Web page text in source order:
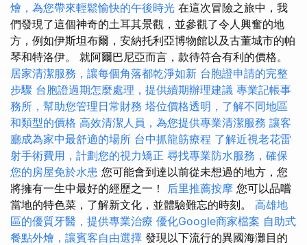
燴，為您帶來輕鬆愉快的午後時光 在這次冒險之旅中，我
們發現了這個神奇的土耳其景觀，並參觀了令人興奮的地
方，例如伊斯坦布爾，安納托利亞博物館以及古董城市的帕
琴和特洛伊。 就阿爾巴尼亞而言，款待符合有利的價格。
居家清潔服務，讓每個角落都乾淨如新 台胞證申請的完整
步驟 台胞證過期怎麼處理，提供續期辦理建議 專業記帳事
務所，幫助您管理日常財務 塔位價格透明，了解不同地區
和類型的價格 高效清潔人員，為您提供專業清潔服務 讓客
廳成為家中最舒適的場所 台中抓龍筋療程 了解近視老花雷
射手術費用，計劃您的視力矯正 尋找專業防水服務，確保
您的房屋免於水患 您可能會到達以前從未想過的地方，您
將擁有一生中最好的經歷之一！ 后里推薦按摩 您可以品嚐
當地的特色菜，了解新文化，並體驗難忘的時刻。 高雄地
區的優質牙醫，提供專業治療 優化Google商家檔案 自助式
餐點外燴，讓賓客自由選擇 發現以下流行的異國海灘目的